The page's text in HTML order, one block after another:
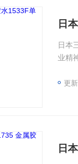
日
日本
业精
在任
更
日